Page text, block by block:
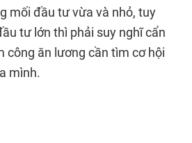
mối đầu tư vừa và nhỏ, tuy
tư lớn thì phải suy nghĩ cẩn
công ăn lương cần tìm cơ hội
mình.